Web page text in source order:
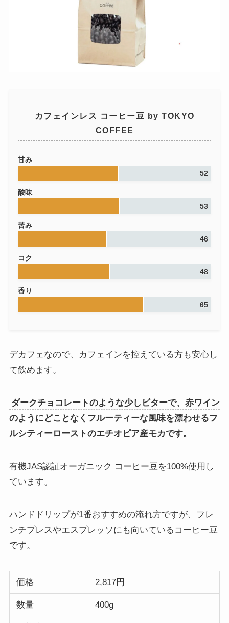
カフェインレス コーヒー豆 by TOKYO
COFFEE
甘み
52
酸味
53
苦み
46
コク
48
香り
65
デカフェなので、カフェインを控えている方も安心し
て飲めます。
ダークチョコレートのような少しビターで、赤ワイン
のようにどことなくフルーティーな風味を漂わせるフ
ルシティーローストのエチオピア産モカです。
有機JAS認証オーガニック コーヒー豆を100%使用し
ています。
ハンドドリップが1番おすすめの淹れ方ですが、フレ
ンチプレスやエスプレッソにも向いているコーヒー豆
です。
価格 2,817円
数量 400g